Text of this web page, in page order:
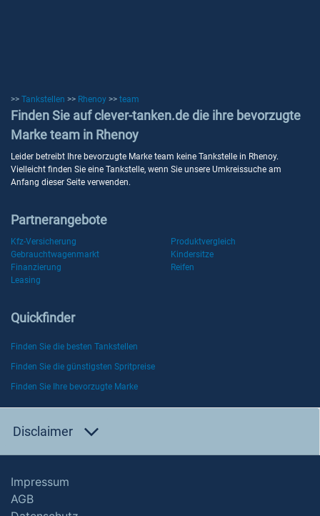
>> Tankstellen >> Rhenoy >> team
Finden Sie auf clever-tanken.de die ihre bevorzugte
Marke team in Rhenoy
Leider betreibt Ihre bevorzugte Marke team keine Tankstelle in Rhenoy.
Vielleicht finden Sie eine Tankstelle, wenn Sie unsere Umkreissuche am
Anfang dieser Seite verwenden.
Partnerangebote
Kfz-Versicherung
Produktvergleich
Gebrauchtwagenmarkt
Kindersitze
Finanzierung
Reifen
Leasing
Quickfinder
Finden Sie die besten Tankstellen
Finden Sie die günstigsten Spritpreise
Finden Sie Ihre bevorzugte Marke
Disclaimer
Impressum
AGB